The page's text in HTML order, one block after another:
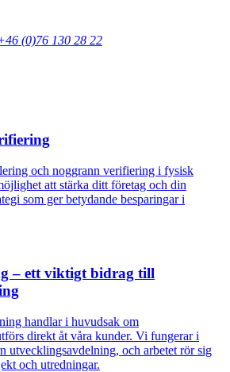
(0)76 130 28 22
och noggrann verifiering i fysisk
att stärka ditt företag och din
som ger betydande besparingar i
– ett viktigt bidrag till
handlar i huvudsak om
direkt åt våra kunder. Vi fungerar i
utvecklingsavdelning, och arbetet rör sig
och utredningar.